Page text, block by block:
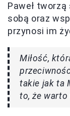
Paweł
sobą oraz
przynosi im
Miłość,
takie jak ta
to, że warto